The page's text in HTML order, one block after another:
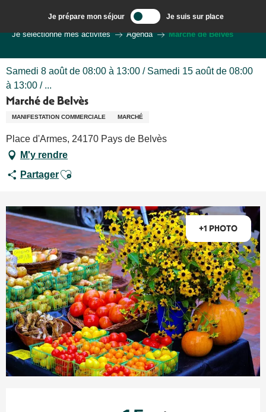
contenu
Je prépare mon séjour Je suis sur place
Bienvenue à Sarlat, Capitale du Périgord Noir
Je sélectionne mes activités
Agenda Marché de Belvès
Samedi 8 août de 08:00 à 13:00 / Samedi 15 août de 08:00
à 13:00 / ...
Marché de Belvès
MANIFESTATION COMMERCIALE MARCHÉ
Place d'Armes, 24170 Pays de Belvès
M'y rendre
PartagerAjouter aux favoris
+1 PHOTO